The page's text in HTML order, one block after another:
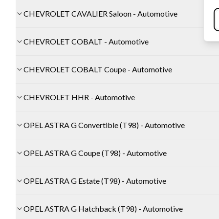
CHEVROLET CAVALIER Saloon - Automotive
CHEVROLET COBALT - Automotive
CHEVROLET COBALT Coupe - Automotive
CHEVROLET HHR - Automotive
OPEL ASTRA G Convertible (T98) - Automotive
OPEL ASTRA G Coupe (T98) - Automotive
OPEL ASTRA G Estate (T98) - Automotive
OPEL ASTRA G Hatchback (T98) - Automotive